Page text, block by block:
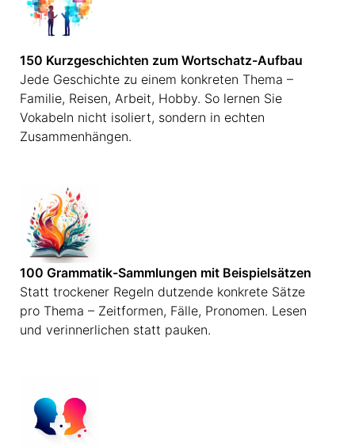
150 Kurzgeschichten zum Wortschatz-Aufbau
Jede Geschichte zu einem konkreten Thema –
Familie, Reisen, Arbeit, Hobby. So lernen Sie
Vokabeln nicht isoliert, sondern in echten
Zusammenhängen.
100 Grammatik-Sammlungen mit Beispielsätzen
Statt trockener Regeln dutzende konkrete Sätze
pro Thema – Zeitformen, Fälle, Pronomen. Lesen
und verinnerlichen statt pauken.